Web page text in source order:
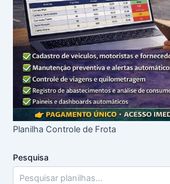
Planilha Controle de Frota
Pesquisa